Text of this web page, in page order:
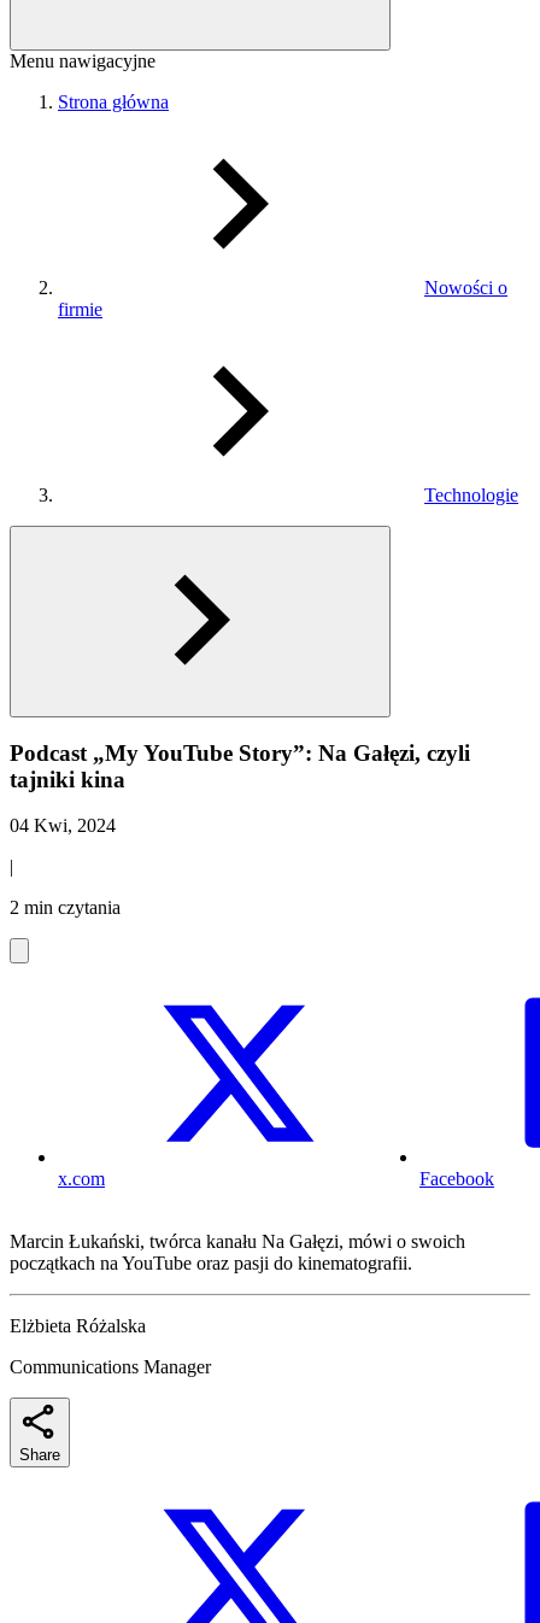
Menu nawigacyjne
Strona główna
Nowości o
firmie
Technologie
Podcast „My YouTube Story”: Na Gałęzi, czyli
tajniki kina
04 Kwi, 2024
|
2 min czytania
x.com Facebook
Marcin Łukański, twórca kanału Na Gałęzi, mówi o swoich
początkach na YouTube oraz pasji do kinematografii.
Elżbieta Różalska
Communications Manager
Share